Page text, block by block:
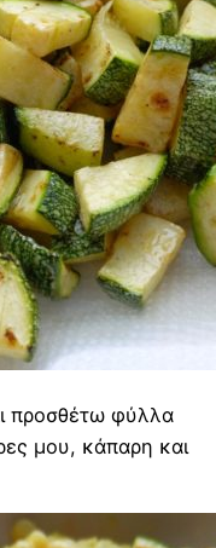
προσθέτω φύλλα
μου, κάπαρη και